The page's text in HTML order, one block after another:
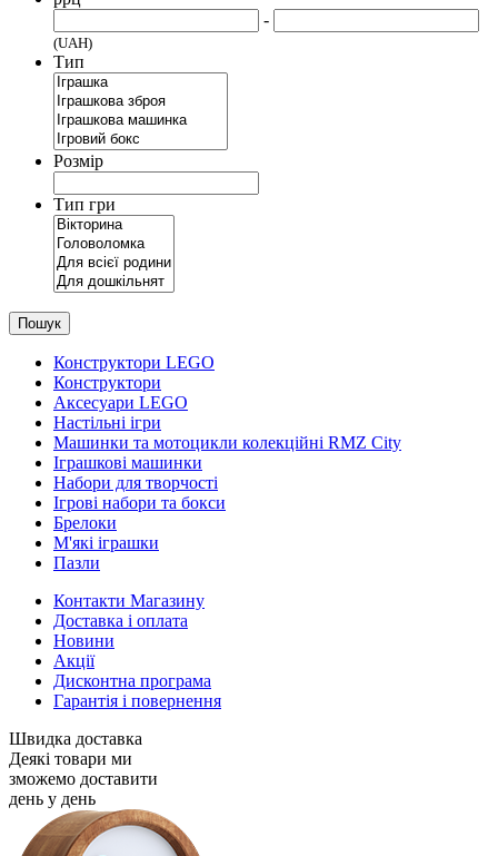
-
(UAH)
Тип
Розмір
Тип гри
Пошук
Конструктори LEGO
Конструктори
Аксесуари LEGO
Настільні ігри
Машинки та мотоцикли колекційні RMZ City
Іграшкові машинки
Набори для творчості
Ігрові набори та бокси
Брелоки
М'які іграшки
Пазли
Контакти Магазину
Доставка і оплата
Новини
Акції
Дисконтна програма
Гарантія і повернення
Швидка доставка
Деякі товари ми
зможемо доставити
день у день